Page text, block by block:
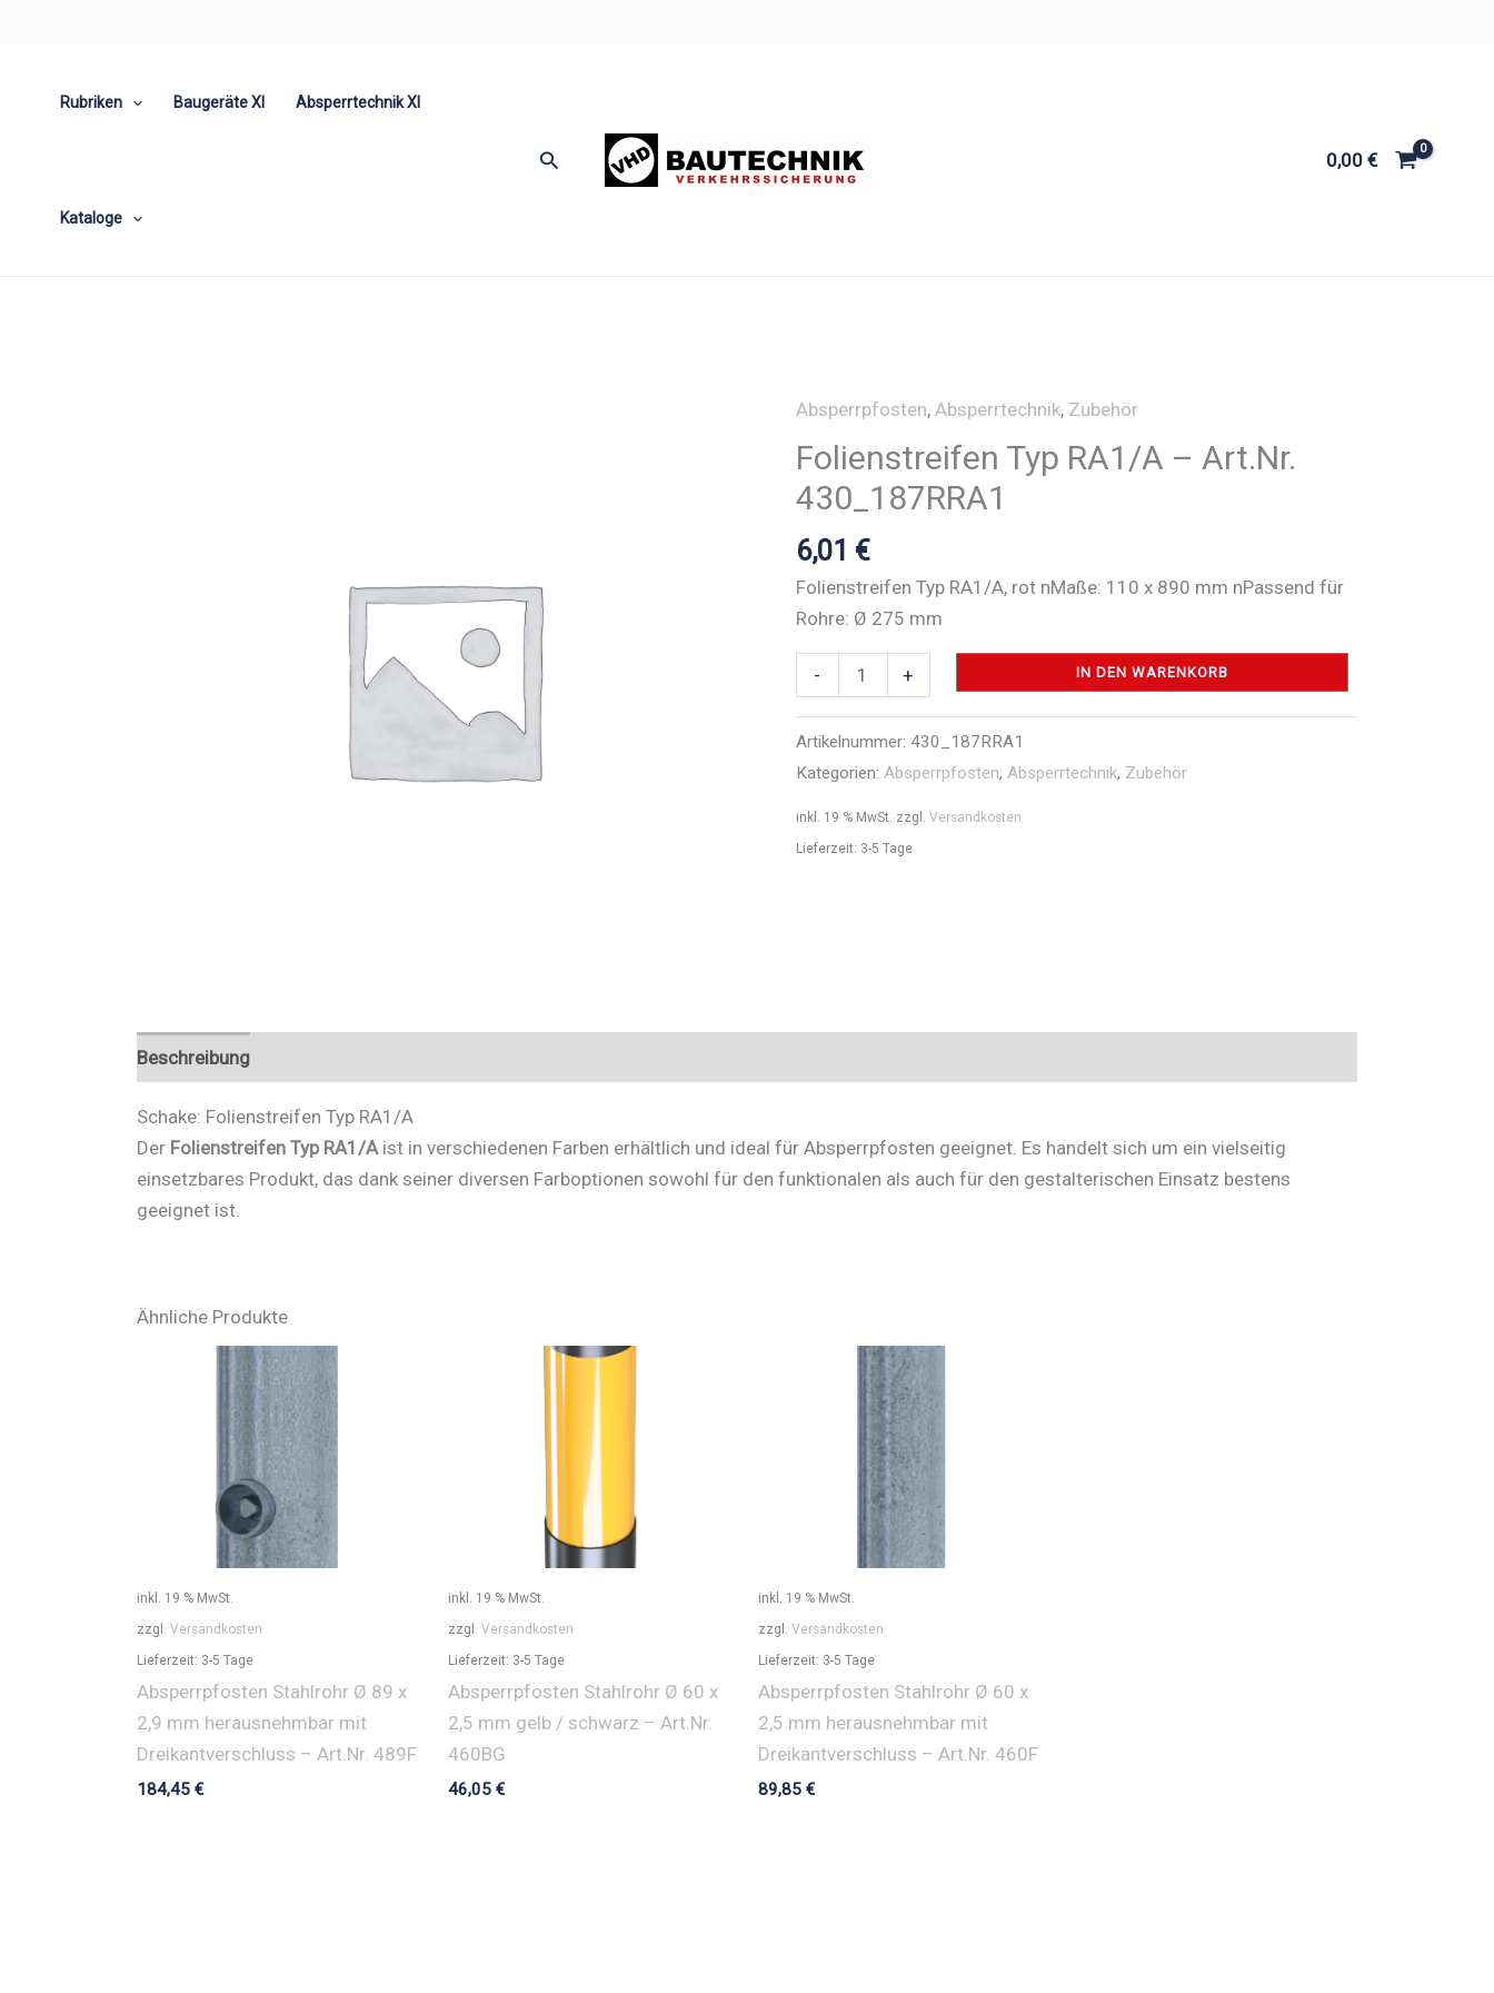
Rubriken Baugeräte XI Absperrtechnik XI
Kataloge
Suchen 0,00 €
Absperrpfosten, Absperrtechnik, Zubehör
Folienstreifen Typ RA1/A – Art.Nr.
430_187RRA1
6,01 €
Folienstreifen Typ RA1/A, rot nMaße: 110 x 890 mm nPassend für
Rohre: Ø 275 mm
-
Folienstreifen
Typ
RA1/A
-
430_187RRA1
Menge
+ IN DEN WARENKORB
Artikelnummer: 430_187RRA1
Kategorien: Absperrpfosten, Absperrtechnik, Zubehör
inkl. 19 % MwSt. zzgl. Versandkosten
Lieferzeit: 3-5 Tage
Beschreibung
Schake: Folienstreifen Typ RA1/A
Der Folienstreifen Typ RA1/Aist in verschiedenen Farben erhältlich und ideal für Absperrpfosten geeignet. Es handelt sich um ein vielseitig
einsetzbares Produkt, das dank seiner diversen Farboptionen sowohl für den funktionalen als auch für den gestalterischen Einsatz bestens
geeignet ist.
Ähnliche Produkte
inkl. 19 % MwSt.
zzgl. Versandkosten
Lieferzeit: 3-5 Tage
Absperrpfosten Stahlrohr Ø 89 x
2,9 mm herausnehmbar mit
Dreikantverschluss – Art.Nr. 489F
184,45 €
inkl. 19 % MwSt.
zzgl. Versandkosten
Lieferzeit: 3-5 Tage
Absperrpfosten Stahlrohr Ø 60 x
2,5 mm gelb / schwarz – Art.Nr.
460BG
46,05 €
inkl. 19 % MwSt.
zzgl. Versandkosten
Lieferzeit: 3-5 Tage
Absperrpfosten Stahlrohr Ø 60 x
2,5 mm herausnehmbar mit
Dreikantverschluss – Art.Nr. 460F
89,85 €